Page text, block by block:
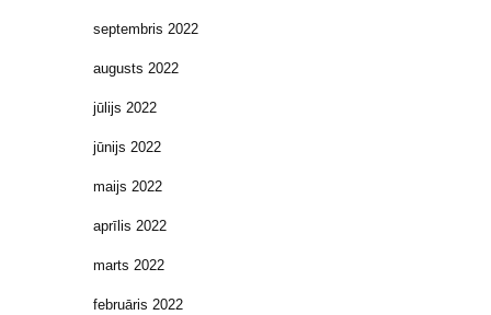
septembris 2022
augusts 2022
jūlijs 2022
jūnijs 2022
maijs 2022
aprīlis 2022
marts 2022
februāris 2022